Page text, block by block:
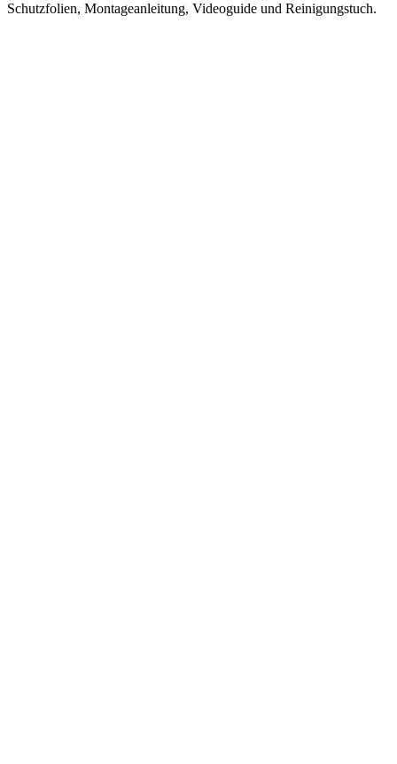
Schutzfolien, Montageanleitung, Videoguide und Reinigungstuch.